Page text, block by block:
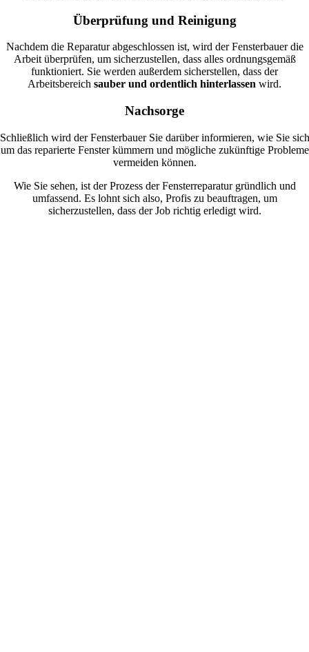
Überprüfung und Reinigung
Nachdem die Reparatur abgeschlossen ist, wird der Fensterbauer die
Arbeit überprüfen, um sicherzustellen, dass alles ordnungsgemäß
funktioniert. Sie werden außerdem sicherstellen, dass der
Arbeitsbereich sauber und ordentlich hinterlassen wird.
Nachsorge
Schließlich wird der Fensterbauer Sie darüber informieren, wie Sie sich
um das reparierte Fenster kümmern und mögliche zukünftige Probleme
vermeiden können.
Wie Sie sehen, ist der Prozess der Fensterreparatur gründlich und
umfassend. Es lohnt sich also, Profis zu beauftragen, um
sicherzustellen, dass der Job richtig erledigt wird.